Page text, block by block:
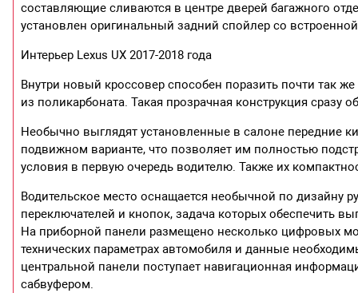
составляющие сливаются в центре дверей багажного
установлен оригинальный задний спойлер со
Интерьер Lexus UX 2017-2018 года
Внутри новый кроссовер способен поразить почти так
из поликарбоната. Такая прозрачная конструкция
Необычно выглядят установленные в салоне передние
подвижном варианте, что позволяет им полностью
условия в первую очередь водителю. Также их
Водительское место оснащается необычной по дизайну
переключателей и кнопок, задача которых обеспечить
На приборной панели размещено несколько цифровых
технических параметрах автомобиля и данные
центральной панели поступает навигационная
сабвуфером.